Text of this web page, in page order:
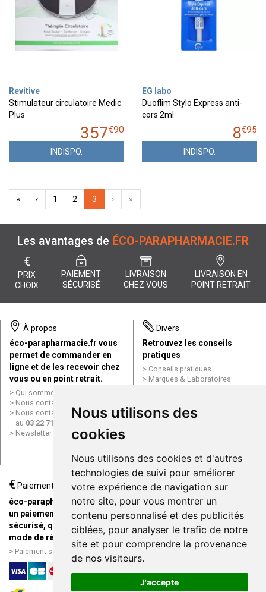
Nous utilisons des
cookies
Nous utilisons des cookies et d'autres
technologies de suivi pour améliorer
votre expérience de navigation sur
notre site, pour vous montrer un
contenu personnalisé et des publicités
ciblées, pour analyser le trafic de notre
site et pour comprendre la provenance
de nos visiteurs.
J'accepte
Revitive
Stimulateur circulatoire Medic
Plus
357€90
INDISPO.
EG labo
Duoflim Stylo Express anti-
cors 2ml
8€95
INDISPO.
« ‹ 1 2 3 › »
Les avantages de ÉCO-PARAPHARMACIE.FR
€
PRIX
CHOIX
PAIEMENT
SÉCURISÉ
LIVRAISON
CHEZ VOUS
LIVRAISON EN
POINT RETRAIT
À propos
éco-parapharmacie.fr vous
permet de commander en
ligne et de les recevoir chez
vous ou en point retrait.
Qui sommes nous ?
Nous contacter par e-mail
Nous contacter par téléphone
au 03 22 71 64 10
Newsletter
Divers
Retrouvez les conseils
pratiques
Conseils pratiques
Marques & Laboratoires
Mentions légales
Données personnelles
ligne
€Paiement
éco-parapharmacie.fr offre
un paiement entièrement
sécurisé, quel que soit le
mode de règlement
Paiement sécurisé et simple
Livraison / Point retrait
Commandez en ligne et
recevez votre commande
rapidement chez vous ou en
point retrait
Livraison chez vous ou en